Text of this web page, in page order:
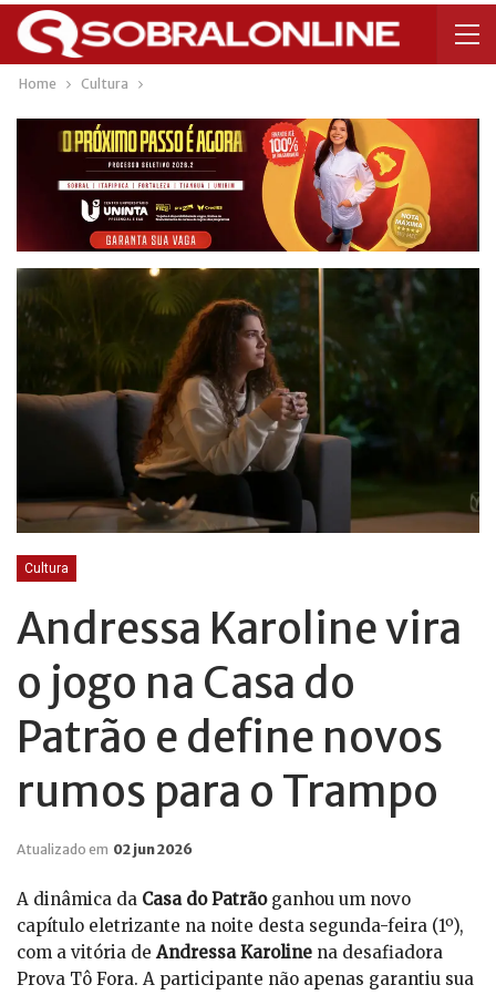
Home Cultura
Cultura
Andressa Karoline vira
o jogo na Casa do
Patrão e define novos
rumos para o Trampo
Atualizado em 02 jun 2026
A dinâmica da Casa do Patrãoganhou um novo
capítulo eletrizante na noite desta segunda-feira (1º),
com a vitória de Andressa Karoline na desafiadora
Prova Tô Fora. A participante não apenas garantiu sua